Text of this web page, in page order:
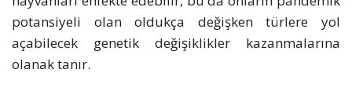
potansiyeli olan oldukça değişken türlere yol
açabilecek genetik değişiklikler kazanmalarına
olanak tanır.